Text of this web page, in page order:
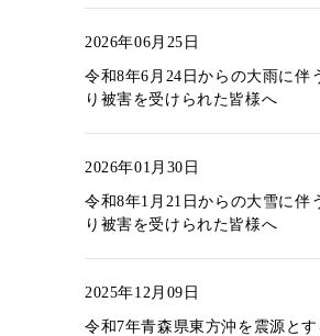
2026年06月25日
令和8年6月24日からの大雨に伴
り被害を受けられた皆様へ
2026年01月30日
令和8年1月21日からの大雪に伴
り被害を受けられた皆様へ
2025年12月09日
令和7年青森県東方沖を震源と